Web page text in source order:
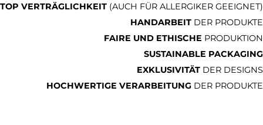
TOP VERTRÄGLICHKEIT (AUCH FÜR ALLERGIKER GEEIGNET)
HANDARBEIT DER PRODUKTE
FAIRE UND ETHISCHE PRODUKTION
SUSTAINABLE PACKAGING
EXKLUSIVITÄT DER DESIGNS
HOCHWERTIGE VERARBEITUNG DER PRODUKTE